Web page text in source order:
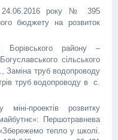
24.06.2016 року № 395
бюджету на розвиток
Борівського району –
сільського
Заміна труб водопроводу
труб водопроводу в с.
проектів розвитку
Першотравнева
тепло у школі.